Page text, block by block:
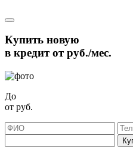
Купить новую
в кредит отруб./мес.
До
от руб.